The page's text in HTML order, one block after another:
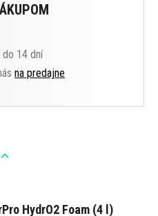
14 dní
na predajne
HydrO2 Foam (4 l)